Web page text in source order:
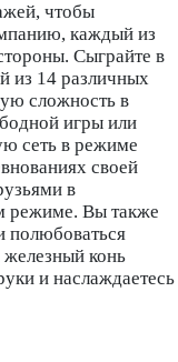
чтобы
каждый из
Сыграйте в
из 14 различных
сложность в
игры или
сеть в режиме
своей
в
режиме. Вы также
полюбоваться
конь
и наслаждаетесь